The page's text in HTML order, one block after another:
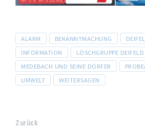
Tags
ALARM BEKANNTMACHUNG
INFORMATION
LÖSCHGRUPPE DEIFELD
MEDEBACH UND SEINE DÖRFER
UMWELT
WEITERSAGEN
Zurück